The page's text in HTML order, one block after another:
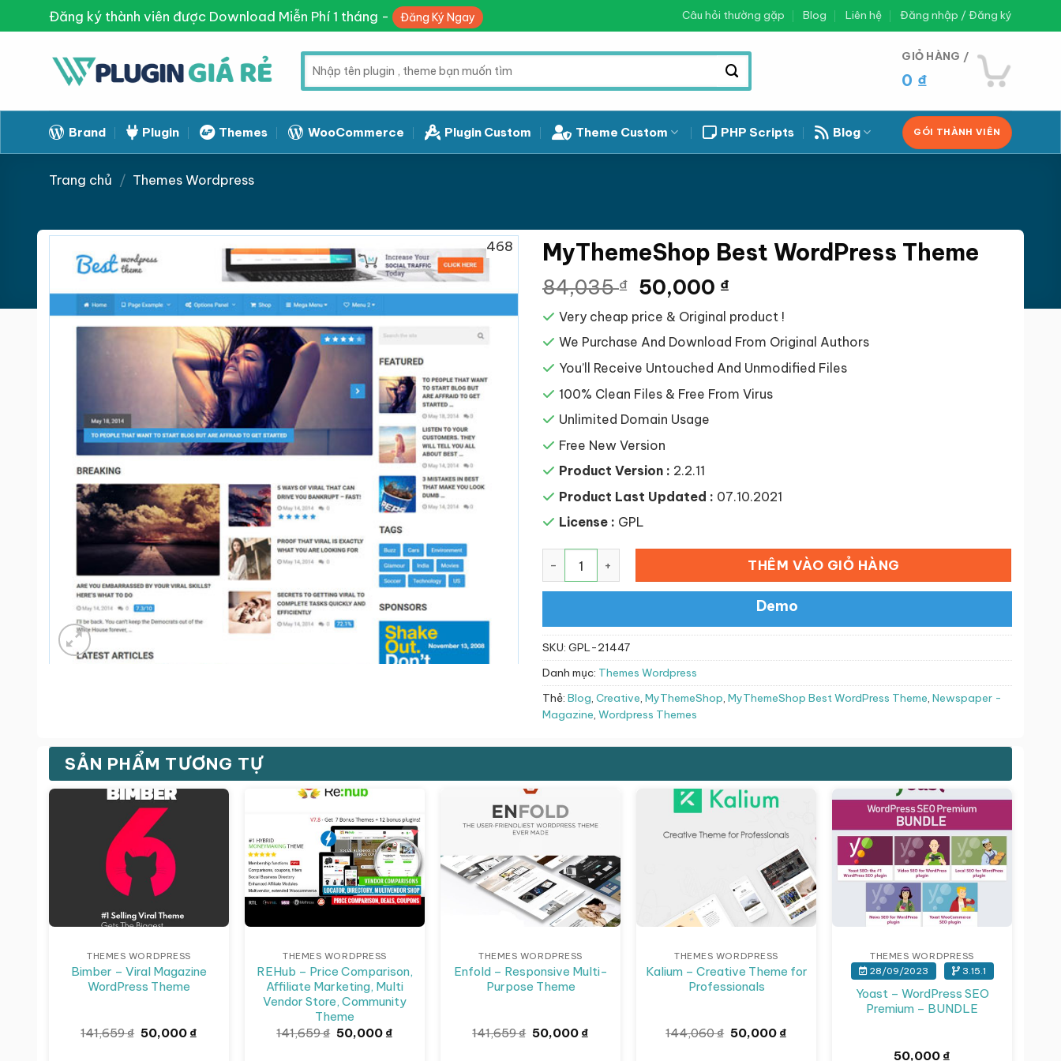
to
Đăng ký thành viên được Download Miễn Phí 1 tháng - Đăng Ký Ngay Câu hỏi thường gặp Blog Liên hệ Đăng nhập / Đăng ký
Tìm
kiếm:
GIỎ HÀNG /
0 ₫
Brand Plugin Themes WooCommerce Plugin Custom Theme Custom PHP Scripts Blog GÓI THÀNH VIÊN
Trang chủ / Themes Wordpress
468
Giảm giá! MyThemeShop Best WordPress Theme
84,035₫ Giá
gốc
là:
84,035 ₫.
50,000 ₫Giá
hiện
tại
là:
50,000 ₫.
Very cheap price & Original product !
We Purchase And Download From Original Authors
You’ll Receive Untouched And Unmodified Files
100% Clean Files & Free From Virus
Unlimited Domain Usage
Free New Version
Product Version : 2.2.11
Product Last Updated : 07.10.2021
License : GPL
MyThemeShop Best WordPress Theme số lượng
THÊM VÀO GIỎ HÀNG
Demo
SKU: GPL-21447
Danh mục: Themes Wordpress
Thẻ: Blog, Creative, MyThemeShop, MyThemeShop Best WordPress Theme, Newspaper -
Magazine, Wordpress Themes
SẢN PHẨM TƯƠNG TỰ
THEMES WORDPRESS
Bimber – Viral Magazine
WordPress Theme
141,659₫ Giá
50,000 ₫Giá
THEMES WORDPRESS
REHub – Price Comparison,
Affiliate Marketing, Multi
Vendor Store, Community
Theme
141,659₫ Giá
50,000 ₫Giá
THEMES WORDPRESS
Enfold – Responsive Multi-
Purpose Theme
141,659₫ Giá
50,000 ₫Giá
Giảm giá!
THEMES WORDPRESS
Kalium – Creative Theme for
Professionals
144,060₫ Giá
50,000 ₫Giá
THEMES WORDPRESS
28/09/2023 3.15.1
Yoast – WordPress SEO
Premium – BUNDLE
50,000 ₫